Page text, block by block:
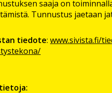
saaja on
Tunnustus jaetaan
tiedote: www.sivista.fi/